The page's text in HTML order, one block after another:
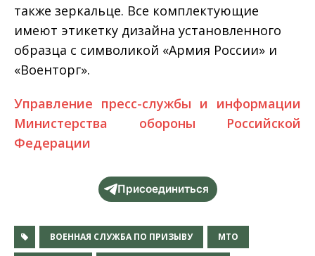
также зеркальце. Все комплектующие
имеют этикетку дизайна установленного
образца с символикой «Армия России» и
«Военторг».
Управление пресс-службы и информации
Министерства обороны Российской
Федерации
Присоединиться
ВОЕННАЯ СЛУЖБА ПО ПРИЗЫВУ МТО